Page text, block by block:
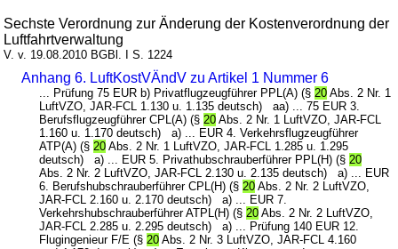
Sechste Verordnung zur Änderung der Kostenverordnung der
Luftfahrtverwaltung
V. v. 19.08.2010 BGBl. I S. 1224
Anhang 6. LuftKostVÄndV zu Artikel 1 Nummer 6
... Prüfung 75 EUR b) Privatflugzeugführer PPL(A) (§ 20 Abs. 2 Nr. 1
LuftVZO, JAR-FCL 1.130 u. 1.135 deutsch) aa) ... 75 EUR 3.
Berufsflugzeugführer CPL(A) (§ 20 Abs. 2 Nr. 1 LuftVZO, JAR-FCL
1.160 u. 1.170 deutsch) a) ... EUR 4. Verkehrsflugzeugführer
ATP(A) (§ 20 Abs. 2 Nr. 1 LuftVZO, JAR-FCL 1.285 u. 1.295
deutsch) a) ... EUR 5. Privathubschrauberführer PPL(H) (§ 20
Abs. 2 Nr. 2 LuftVZO, JAR-FCL 2.130 u. 2.135 deutsch) a) ... EUR
6. Berufshubschrauberführer CPL(H) (§ 20 Abs. 2 Nr. 2 LuftVZO,
JAR-FCL 2.160 u. 2.170 deutsch) a) ... EUR 7.
Verkehrshubschrauberführer ATPL(H) (§ 20 Abs. 2 Nr. 2 LuftVZO,
JAR-FCL 2.285 u. 2.295 deutsch) a) ... Prüfung 140 EUR 12.
Flugingenieur F/E (§ 20 Abs. 2 Nr. 3 LuftVZO, JAR-FCL 4.160